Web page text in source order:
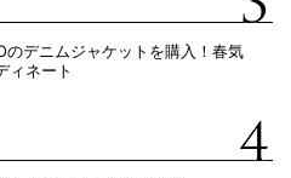
のデニムジャケットを購入！春気
ィネート